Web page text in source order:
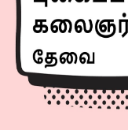
அழகான கதை.
உருவாக்கி இருக்கும்